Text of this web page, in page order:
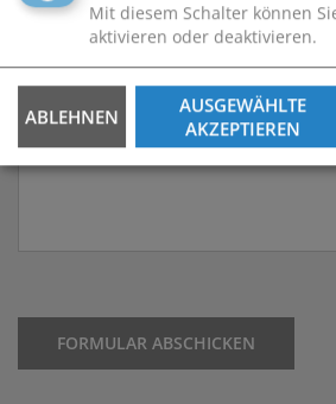
Mit diesem Schalter können
aktivieren oder deaktivieren.
ABLEHNEN
AUSGEWÄHLTE
AKZEPTIEREN